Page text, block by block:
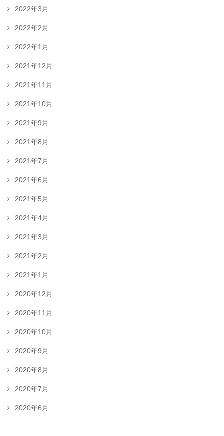
2022年3月
2022年2月
2022年1月
2021年12月
2021年11月
2021年10月
2021年9月
2021年8月
2021年7月
2021年6月
2021年5月
2021年4月
2021年3月
2021年2月
2021年1月
2020年12月
2020年11月
2020年10月
2020年9月
2020年8月
2020年7月
2020年6月